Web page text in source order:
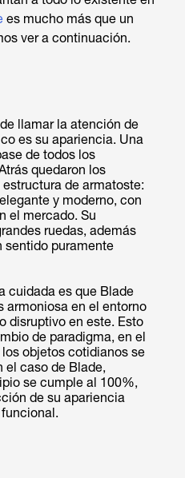
es mucho más que un
ver a continuación.
llamar la atención de
es su apariencia. Una
de todos los
quedaron los
de armatoste:
y moderno, con
el mercado. Su
ruedas, además
sentido puramente
cuidada es que Blade
armoniosa en el entorno
disruptivo en este. Esto
de paradigma, en el
objetos cotidianos se
el caso de Blade,
se cumple al 100%,
de su apariencia